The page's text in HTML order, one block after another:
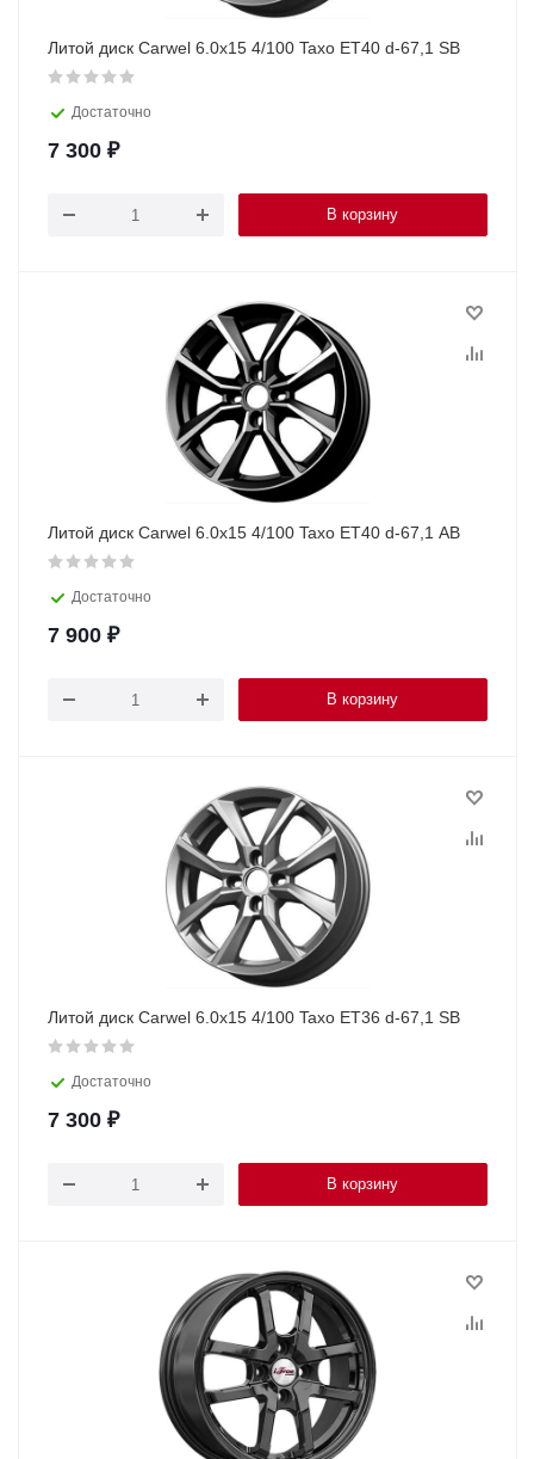
Литой диск Carwel 6.0x15 4/100 Taxo ET40 d-67,1 SB
Достаточно
7 300 ₽
В корзину
Литой диск Carwel 6.0x15 4/100 Taxo ET40 d-67,1 AB
Достаточно
7 900 ₽
В корзину
Литой диск Carwel 6.0x15 4/100 Taxo ET36 d-67,1 SB
Достаточно
7 300 ₽
В корзину